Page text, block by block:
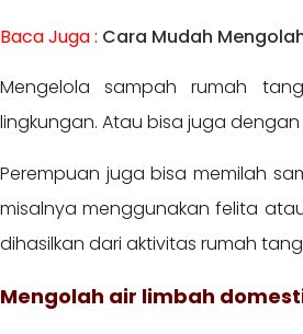
Baca Juga : Cara Mudah
Mengelola sampah rumah
lingkungan. Atau bisa juga
Perempuan juga bisa memilah
misalnya menggunakan felita
dihasilkan dari aktivitas rumah
Mengolah air limbah